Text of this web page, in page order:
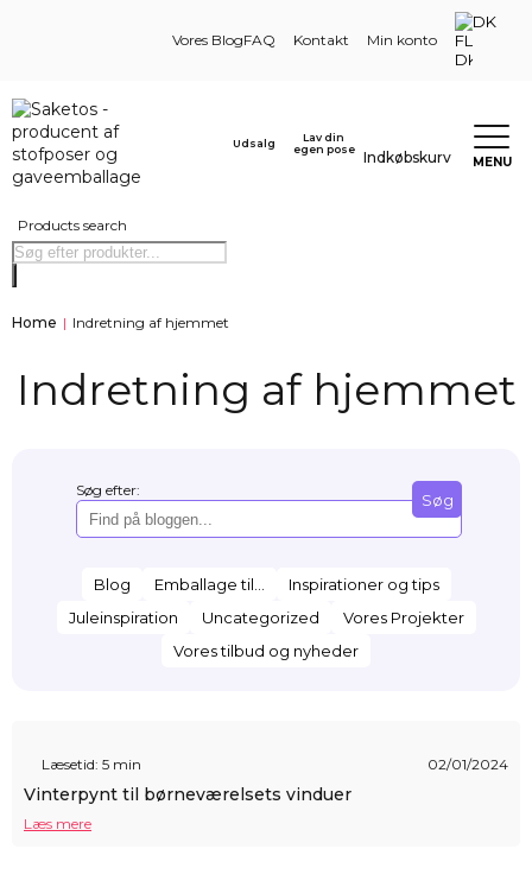
Vores BlogFAQ Kontakt Min konto
DK
Products search
Udsalg
Lav din
egen pose
Indkøbskurv MENU
Home | Indretning af hjemmet
Indretning af hjemmet
Søg efter: Søg
Blog Emballage til...
Inspirationer og tips
Juleinspiration
Uncategorized
Vores Projekter
Vores tilbud og nyheder
Læsetid: 5 min 02/01/2024
Vinterpynt til børneværelsets vinduer
Læs mere